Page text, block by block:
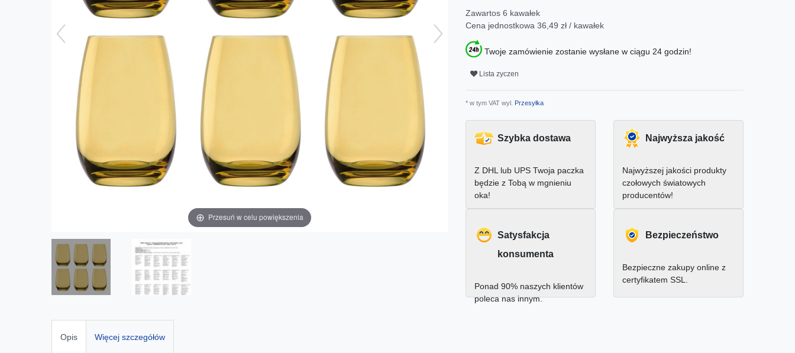
Przesuń w celu powiększenia
Opis Więcej szczegółów
Zawartos 6 kawałek
Cena jednostkowa 36,49 zł / kawałek
Twoje zamówienie zostanie wysłane w ciągu 24 godzin!
Lista zyczen
* w tym VAT wyl. Przesyłka
Szybka dostawa
Z DHL lub UPS Twoja paczka
będzie z Tobą w mgnieniu
oka!
Najwyższa jakość
Najwyższej jakości produkty
czołowych światowych
producentów!
Satysfakcja
konsumenta
Ponad 90% naszych klientów
poleca nas innym.
Bezpieczeństwo
Bezpieczne zakupy online z
certyfikatem SSL.